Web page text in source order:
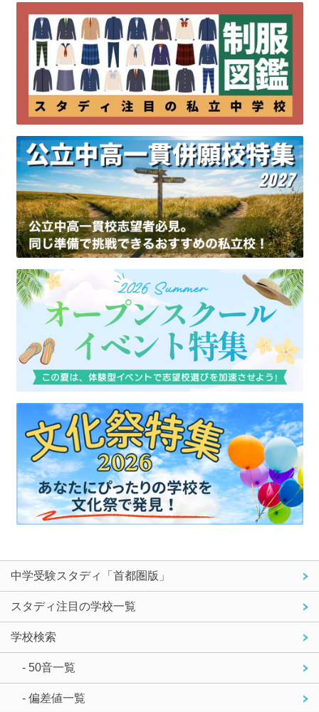
中学受験スタディ「首都圏版」
スタディ注目の学校一覧
学校検索
- 50音一覧
- 偏差値一覧